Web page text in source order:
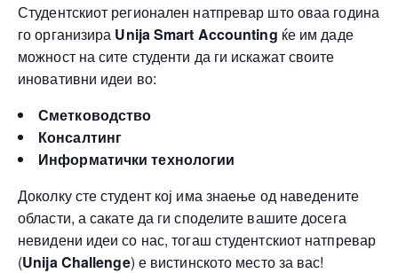
Студентскиот регионален натпревар што оваа година
го организира Unija Smart Accounting ќе им даде
можност на сите студенти да ги искажат своите
иновативни идеи во:
Сметководство
Консалтинг
Информатички технологии
Доколку сте студент кој има знаење од наведените
области, а сакате да ги споделите вашите досега
невидени идеи со нас, тогаш студентскиот натпревар
(Unija Challenge) е вистинското место за вас!